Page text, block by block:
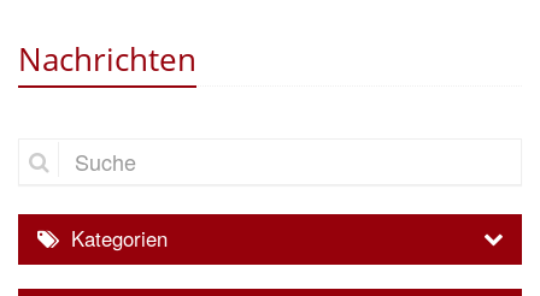
Nachrichten
Suche
Kategorien